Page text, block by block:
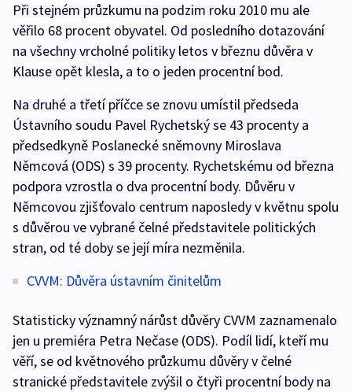
Při stejném průzkumu na podzim roku 2010 mu ale
věřilo 68 procent obyvatel. Od posledního dotazování
na všechny vrcholné politiky letos v březnu důvěra v
Klause opět klesla, a to o jeden procentní bod.
Na druhé a třetí příčce se znovu umístil předseda
Ústavního soudu Pavel Rychetský se 43 procenty a
předsedkyně Poslanecké sněmovny Miroslava
Němcová (ODS) s 39 procenty. Rychetskému od března
podpora vzrostla o dva procentní body. Důvěru v
Němcovou zjišťovalo centrum naposledy v květnu spolu
s důvěrou ve vybrané čelné představitele politických
stran, od té doby se její míra nezměnila.
CVVM: Důvěra ústavním činitelům
Statisticky významný nárůst důvěry CVVM zaznamenalo
jen u premiéra Petra Nečase (ODS). Podíl lidí, kteří mu
věří, se od květnového průzkumu důvěry v čelné
stranické představitele zvýšil o čtyři procentní body na